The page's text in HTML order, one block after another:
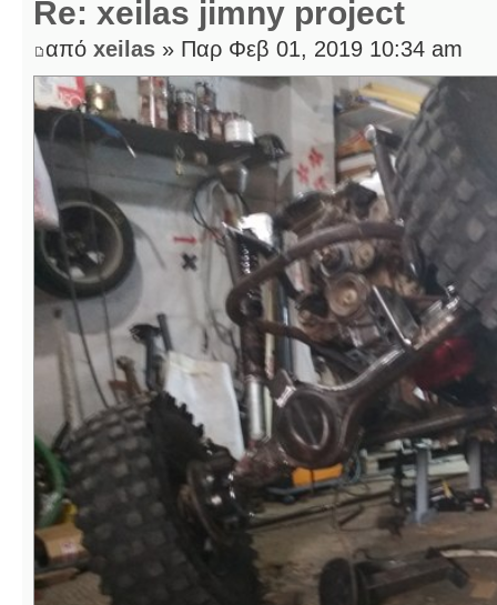
Re: xeilas jimny project
από xeilas » Παρ Φεβ 01, 2019 10:34 am